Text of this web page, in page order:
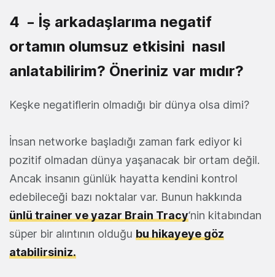
4 – İş arkadaşlarıma negatif
ortamın olumsuz etkisini nasıl
anlatabilirim? Öneriniz var mıdır?
Keşke negatiflerin olmadığı bir dünya olsa dimi?
İnsan networke başladığı zaman fark ediyor ki
pozitif olmadan dünya yaşanacak bir ortam değil.
Ancak insanın günlük hayatta kendini kontrol
edebileceği bazı noktalar var. Bunun hakkında
ünlü trainer ve yazar Brain Tracy‘nin kitabından
süper bir alıntının olduğu bu hikayeye göz
atabilirsiniz.